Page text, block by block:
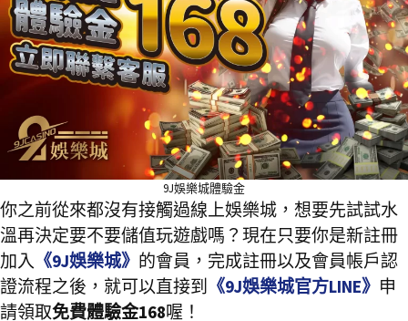
9J娛樂城體驗金
你之前從來都沒有接觸過線上娛樂城，想要先試試水
溫再決定要不要儲值玩遊戲嗎？現在只要你是新註冊
加入 《9J娛樂城》 的會員，完成註冊以及會員帳戶認
證流程之後，就可以直接到
《9J娛樂城官方LINE》 申
請領取免費體驗金168喔！